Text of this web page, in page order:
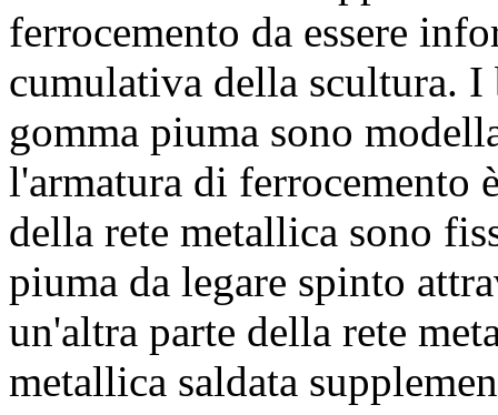
ferrocemento da essere
cumulativa della scultura.
gomma piuma sono
l'armatura di ferrocemento
della rete metallica sono
piuma da legare spinto
un'altra parte della rete
metallica saldata